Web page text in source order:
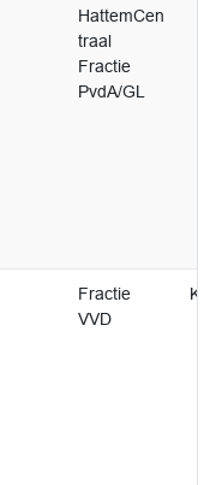
HattemCen
traal
Fractie
PvdA/GL
Fractie
VVD
K.